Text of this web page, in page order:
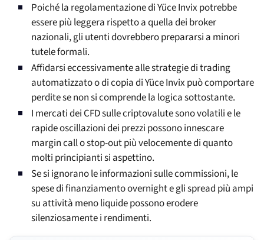
Poiché la regolamentazione di Yüce Invix potrebbe
essere più leggera rispetto a quella dei broker
nazionali, gli utenti dovrebbero prepararsi a minori
tutele formali.
Affidarsi eccessivamente alle strategie di trading
automatizzato o di copia di Yüce Invix può comportare
perdite se non si comprende la logica sottostante.
I mercati dei CFD sulle criptovalute sono volatili e le
rapide oscillazioni dei prezzi possono innescare
margin call o stop-out più velocemente di quanto
molti principianti si aspettino.
Se si ignorano le informazioni sulle commissioni, le
spese di finanziamento overnight e gli spread più ampi
su attività meno liquide possono erodere
silenziosamente i rendimenti.